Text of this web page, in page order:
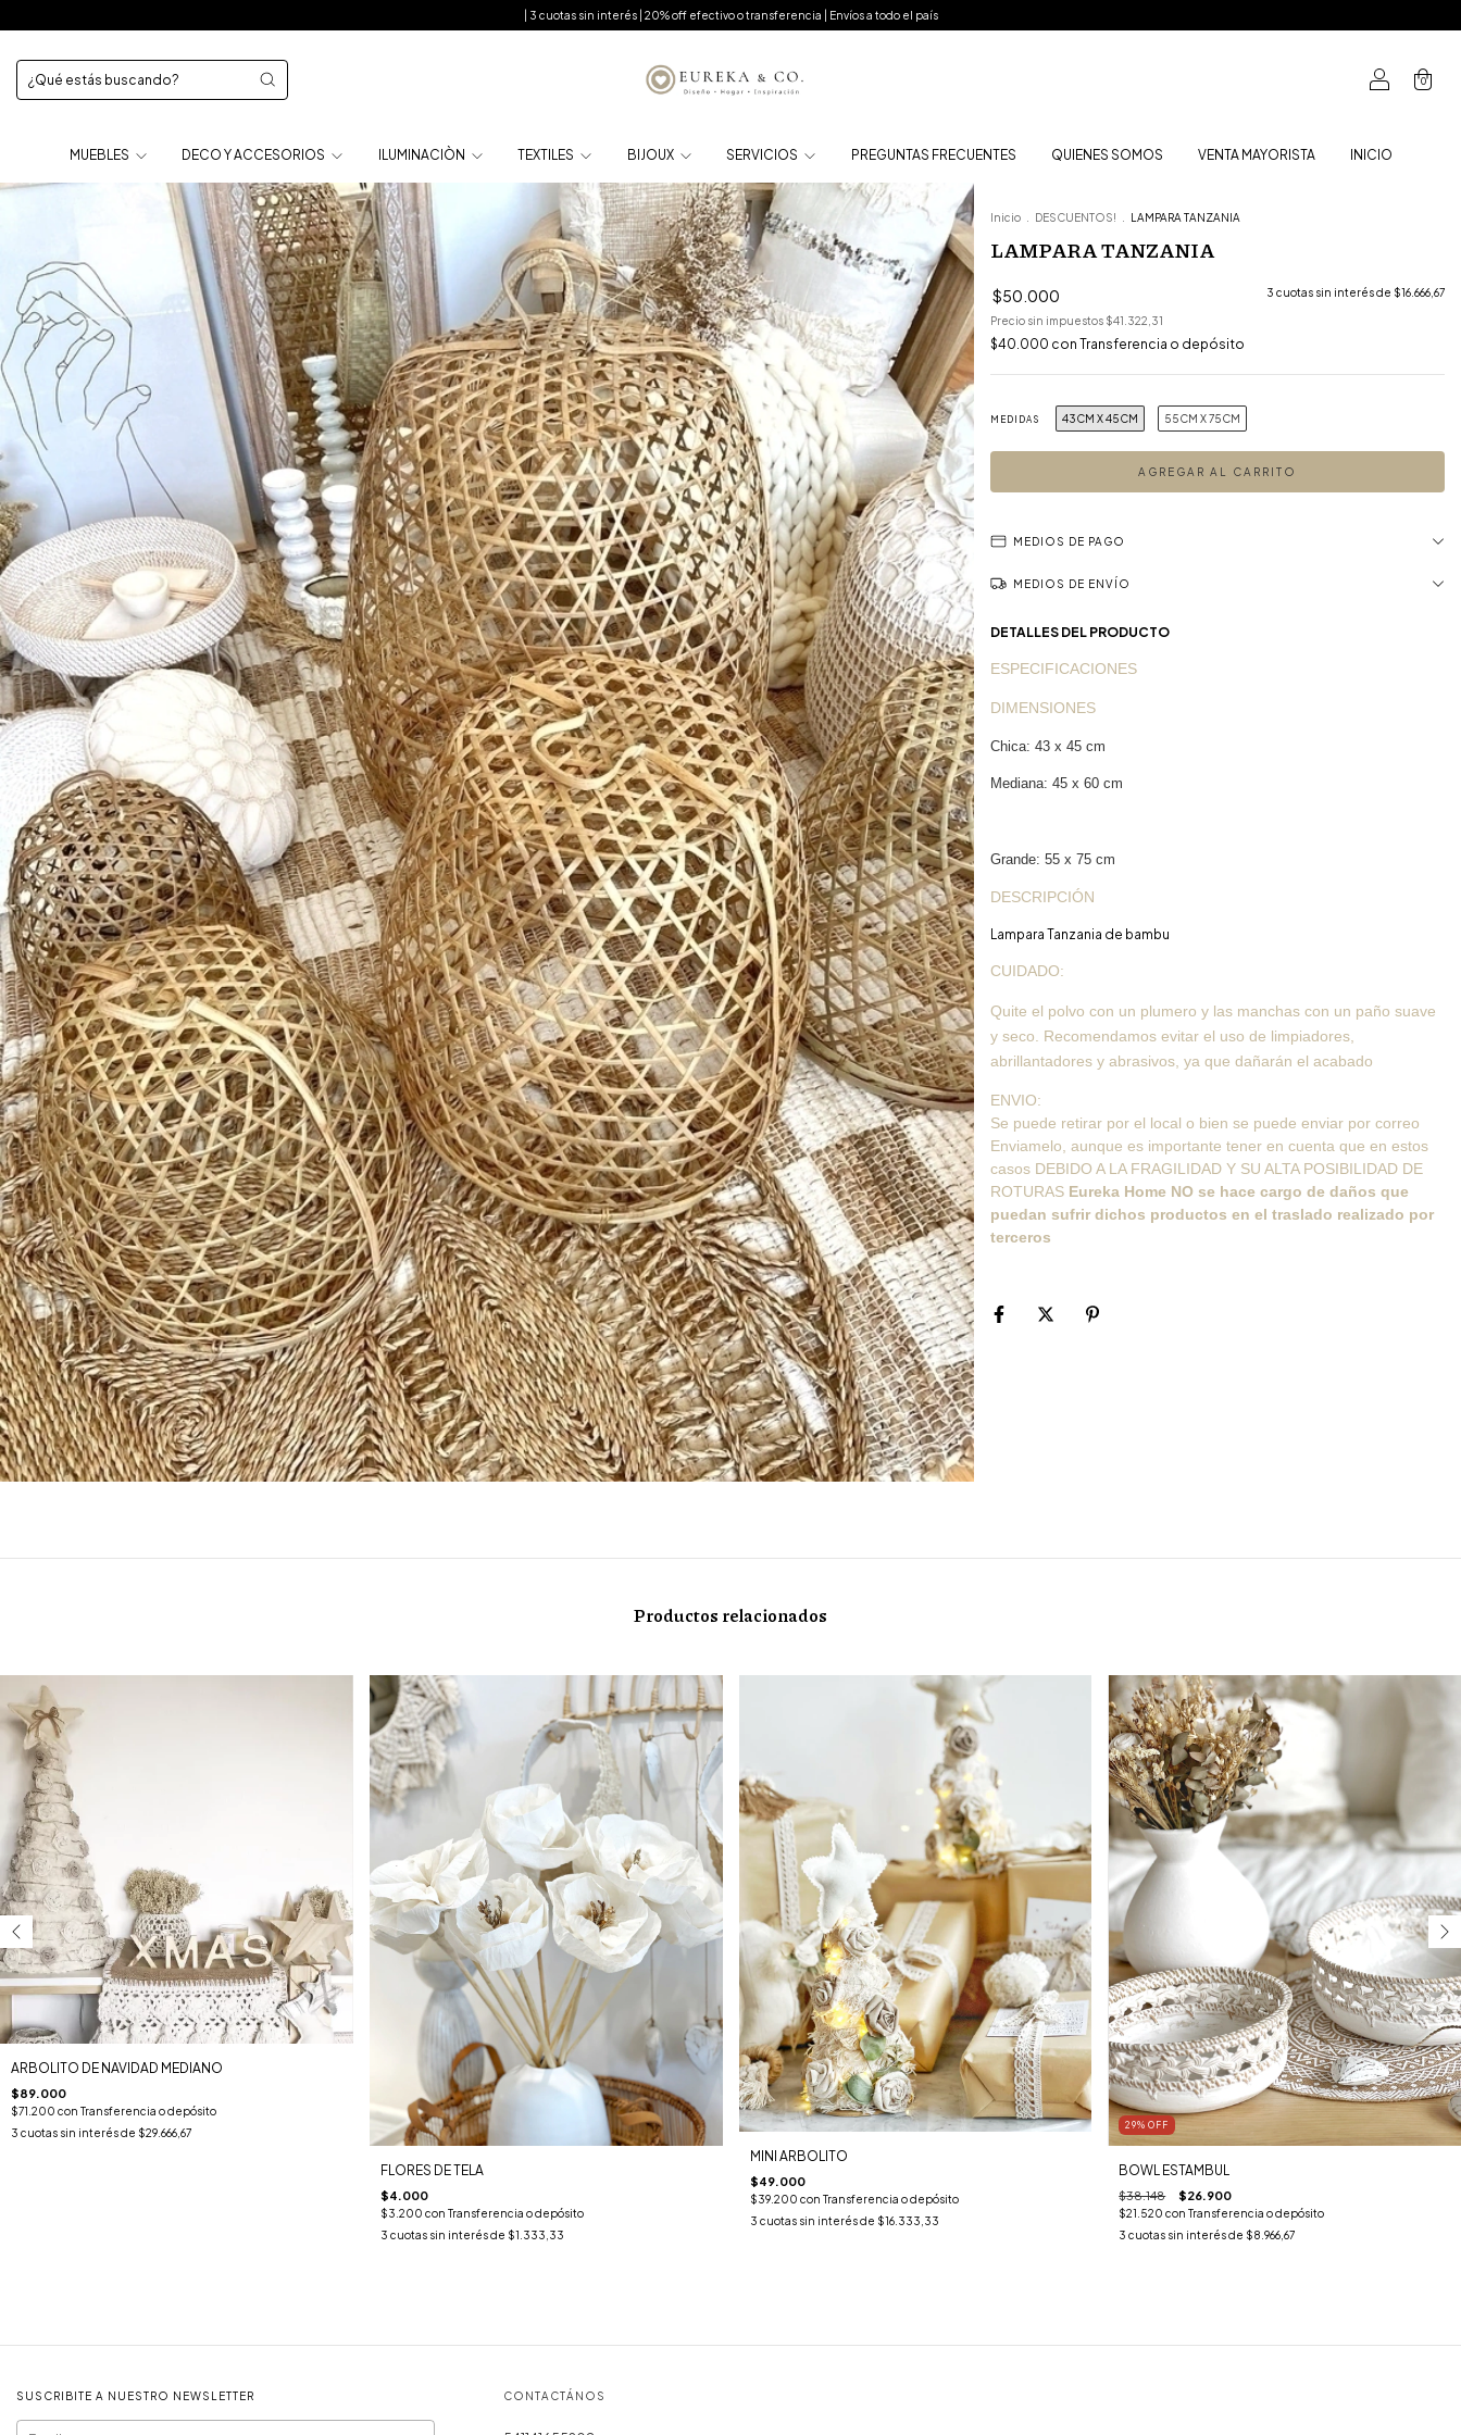
| 3 cuotas sin interés | 20% off efectivo o transferencia | Envíos a todo el país
0
MUEBLES DECO Y ACCESORIOS ILUMINACIÒN TEXTILES BIJOUX SERVICIOS PREGUNTAS FRECUENTES QUIENES SOMOS VENTA MAYORISTA INICIO
Inicio DESCUENTOS! LAMPARA TANZANIA
LAMPARA TANZANIA
$50.000 3 cuotas sin interés de $16.666,67
Precio sin impuestos $41.322,31
$40.000 con Transferencia o depósito
MEDIDAS 43CM X 45CM 55CM X 75CM
MEDIOS DE PAGO
MEDIOS DE ENVÍO
DETALLES DEL PRODUCTO
ESPECIFICACIONES
DIMENSIONES
Chica: 43 x 45 cm
Mediana: 45 x 60 cm
Grande: 55 x 75 cm
DESCRIPCIÓN
Lampara Tanzania de bambu
CUIDADO:
Quite el polvo con un plumero y las manchas con un paño suave
y seco. Recomendamos evitar el uso de limpiadores,
abrillantadores y abrasivos, ya que dañarán el acabado
ENVIO:
Se puede retirar por el local o bien se puede enviar por correo
Enviamelo , aunque es importante tener en cuenta que en estos
casos DEBIDO A LA FRAGILIDAD Y SU ALTA POSIBILIDAD DE
ROTURAS Eureka Home NO se hace cargo de daños que
puedan sufrir dichos productos en el traslado realizado por
terceros
Productos relacionados
ARBOLITO DE NAVIDAD MEDIANO
$89.000
$71.200 con Transferencia o depósito
3 cuotas sin interés de $29.666,67
FLORES DE TELA
$4.000
$3.200 con Transferencia o depósito
3 cuotas sin interés de $1.333,33
MINI ARBOLITO
$49.000
$39.200 con Transferencia o depósito
3 cuotas sin interés de $16.333,33
29%OFF
BOWL ESTAMBUL
$38.148 $26.900
$21.520con Transferencia o depósito
3 cuotas sin interés de $8.966,67
SUSCRIBITE A NUESTRO NEWSLETTER CONTACTÁNOS